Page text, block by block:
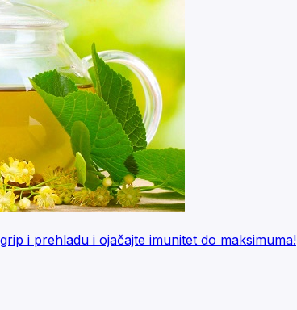
i prehladu i ojačajte imunitet do maksimuma!